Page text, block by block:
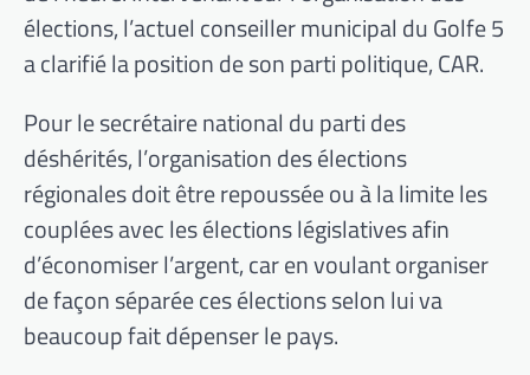
élections, l’actuel conseiller municipal du Golfe 5
a clarifié la position de son parti politique, CAR.
Pour le secrétaire national du parti des
déshérités, l’organisation des élections
régionales doit être repoussée ou à la limite les
couplées avec les élections législatives afin
d’économiser l’argent, car en voulant organiser
de façon séparée ces élections selon lui va
beaucoup fait dépenser le pays.